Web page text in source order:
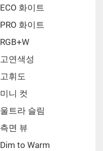
ECO 화이트
PRO 화이트
RGB+W
고연색성
고휘도
미니 컷
울트라 슬림
측면 뷰
Dim to Warm